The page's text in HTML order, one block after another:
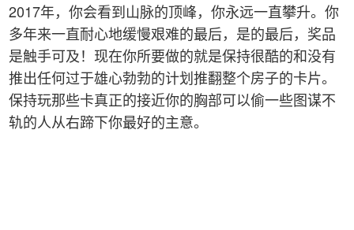
2017年，你会看到山脉的顶峰，你永远一直攀升。你
多年来一直耐心地缓慢艰难的最后，是的最后，奖品
是触手可及！现在你所要做的就是保持很酷的和没有
推出任何过于雄心勃勃的计划推翻整个房子的卡片。
保持玩那些卡真正的接近你的胸部可以偷一些图谋不
轨的人从右蹄下你最好的主意。